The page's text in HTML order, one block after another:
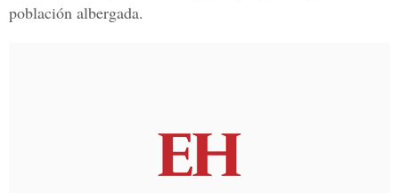
población albergada.